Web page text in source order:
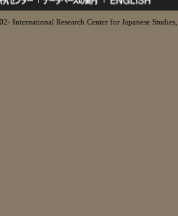
International Research Center for Japanese